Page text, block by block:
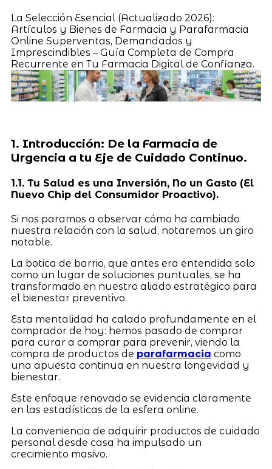
La Selección Esencial (Actualizado 2026):
Artículos y Bienes de Farmacia y Parafarmacia
Online Superventas, Demandados y
Imprescindibles – Guía Completa de Compra
Recurrente en Tu Farmacia Digital de Confianza.
1. Introducción: De la Farmacia de
Urgencia a tu Eje de Cuidado Continuo.
1.1. Tu Salud es una Inversión, No un Gasto (El
Nuevo Chip del Consumidor Proactivo).
Si nos paramos a observar cómo ha cambiado
nuestra relación con la salud, notaremos un giro
notable.
La botica de barrio, que antes era entendida solo
como un lugar de soluciones puntuales, se ha
transformado en nuestro aliado estratégico para
el bienestar preventivo.
Esta mentalidad ha calado profundamente en el
comprador de hoy: hemos pasado de comprar
para curar a comprar para prevenir, viendo la
compra de productos de parafarmacia como
una apuesta continua en nuestra longevidad y
bienestar.
Este enfoque renovado se evidencia claramente
en las estadísticas de la esfera online.
La conveniencia de adquirir productos de cuidado
personal desde casa ha impulsado un
crecimiento masivo.